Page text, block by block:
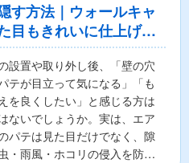
す方法｜ウォールキャ
目もきれいに仕上げる
設置や取り外し後、「壁の穴
テが目立って気になる」「も
を良くしたい」と感じる方は
ないでしょうか。実は、エア
パテは見た目だけでなく、隙
・雨風・ホコリの侵入を防ぐ